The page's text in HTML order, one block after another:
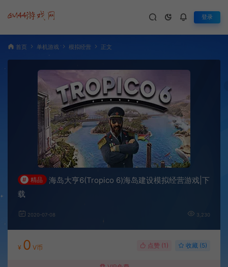
登录
首页 单机游戏 模拟经营 正文
# 精品
海岛大亨6(Tropico 6)海岛建设模拟经营游戏|下
载
2020-07-08 3,230
¥ 0 V币 点赞 (1 ) 收藏 (5)